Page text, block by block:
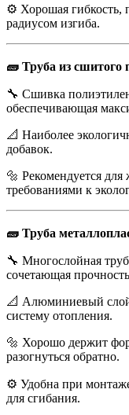
⚙️ Хорошая гибкость,
радиусом изгиба.
🧱 Труба из
🔧 Сшивка
обеспечивающая
📐 Наиболее
добавок.
🔩 Рекомендуется
требованиями к
🧱 Труба
🔧 Многослойная
сочетающая
📐 Алюминиевый
систему отопления.
🔩 Хорошо держит
разогнуться обратно.
⚙️ Удобна при
для сгибания.